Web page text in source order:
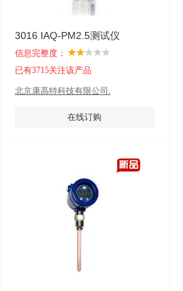
3016 IAQ-PM2.5测试仪
信息完整度：
已有3715关注该产品
北京康高特科技有限公司.
在线订购